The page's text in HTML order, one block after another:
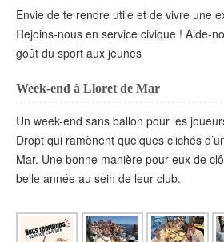
Envie de te rendre utile et de vivre une
Rejoins-nous en service civique ! Aide-
goût du sport aux jeunes
Week-end à Lloret de Mar
Un week-end sans ballon pour les
Dropt qui ramènent quelques clichés
Mar. Une bonne manière pour eux de
belle année au sein de leur club.